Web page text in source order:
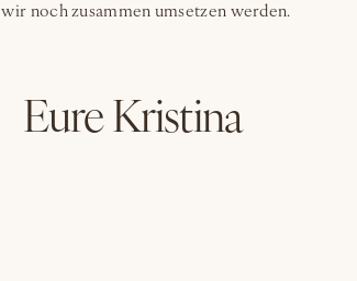
noch zusammen umsetzen werden.
Eure Kristina